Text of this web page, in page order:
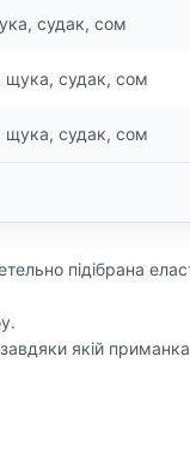
судак, сом
щука, судак, сом
щука, судак, сом
підібрана
якій